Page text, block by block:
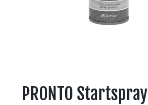
PRONTO Startspray